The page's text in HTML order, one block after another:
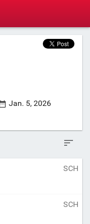
Jan. 5, 2026
SCH
SCH